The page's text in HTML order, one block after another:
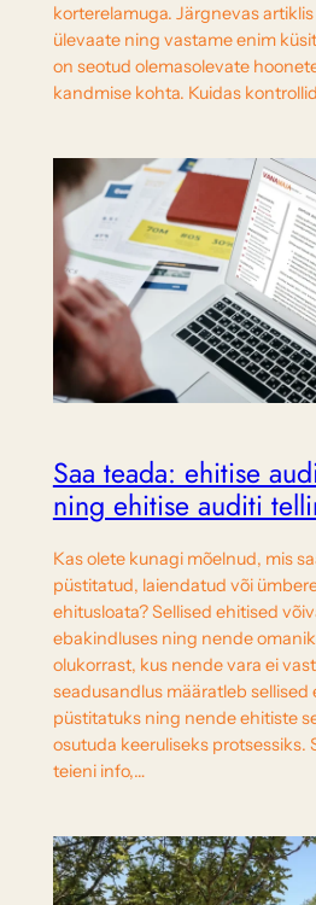
korterelamuga. Järgnevas
ülevaate ning vastame enim
on seotud olemasolevate
kandmise kohta. Kuidas
Saa teada: ehitise
ning ehitise auditi
Kas olete kunagi mõelnud, mis
püstitatud, laiendatud või
ehitusloata? Sellised ehitised
ebakindluses ning nende
olukorrast, kus nende vara ei
seadusandlus määratleb sellised
püstitatuks ning nende ehitiste
osutuda keeruliseks protsessiks.
teieni info,…